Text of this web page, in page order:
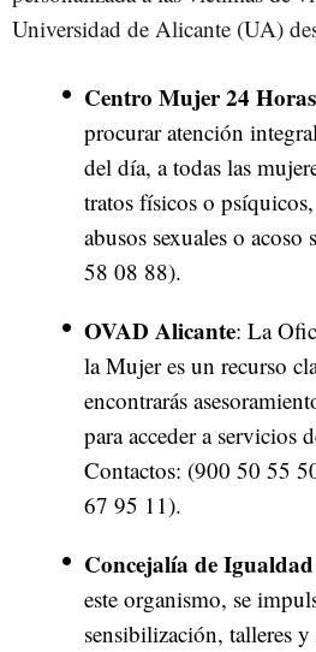
Universidad de Alicante (UA)
Centro Mujer 24 Horas
procurar atención
del día, a todas las
tratos físicos o
abusos sexuales o
58 08 88).
OVAD Alicante: La
la Mujer es un recurso
encontrarás
para acceder a servicios
Contactos: (900 50 55
67 95 11).
Concejalía de
este organismo, se
sensibilización, talleres y